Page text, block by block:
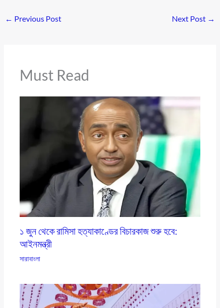
← Previous Post Next Post →
Must Read
১ জুন থেকে রামিসা হত্যাকাণ্ডের বিচারকাজ শুরু হবে:
আইনমন্ত্রী
সারাবাংলা